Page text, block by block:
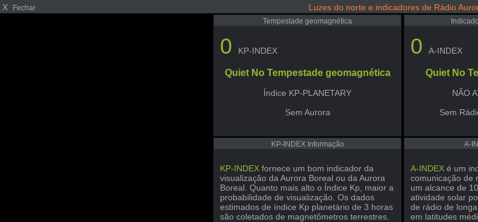
X Fechar Luzes do norte e indicadores de Rádio
Tempestade geomagnética
0 KP-INDEX
Quiet No Tempestade geomagnética
Índice KP-PLANETARY
Sem Aurora
0 A-INDEX
Quiet No
NÃO
Sem
KP-INDEX Informação
KP-INDEX fornece um bom indicador da
visualização da Aurora Boreal ou da Aurora
Boreal. Quanto mais alto o Índice Kp, maior a
probabilidade de visualização. Os dados
estimados de índice Kp planetário de 3 horas
são coletados de magnetômetros terrestres.
A-
A-INDEX é um
comunicação de
um alcance de
atividade solar
de rádio de
em latitudes